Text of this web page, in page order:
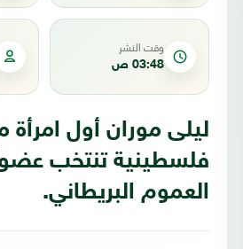
وقت النشر
03:48 ص
ليلى موران أول
فلسطينية تنتخب
العموم البريطاني.